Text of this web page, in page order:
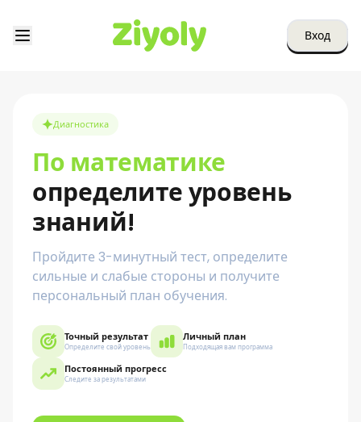
Вход
Диагностика
По математике
определите уровень
знаний!
Пройдите 3-минутный тест, определите
сильные и слабые стороны и получите
персональный план обучения.
Точный результат
Определите свой уровень
Личный план
Подходящая вам программа
Постоянный прогресс
Следите за результатами